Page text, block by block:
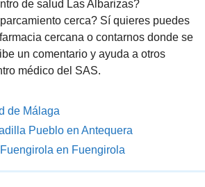
de salud Las Albarizas?
cerca? Sí quieres puedes
cercana o contarnos donde se
un comentario y ayuda a otros
médico del SAS.
de Málaga
Pueblo en Antequera
en Fuengirola